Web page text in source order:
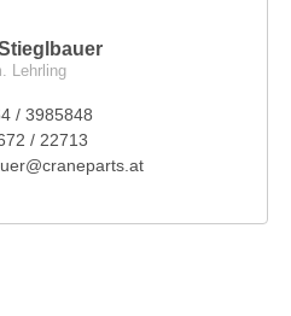
Lehrling
/ 3985848
/ 22713